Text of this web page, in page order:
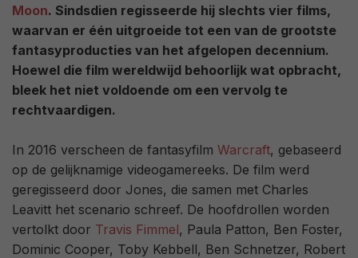
Moon. Sindsdien regisseerde hij slechts vier films,
waarvan er één uitgroeide tot een van de grootste
fantasyproducties van het afgelopen decennium.
Hoewel die film wereldwijd behoorlijk wat opbracht,
bleek het niet voldoende om een vervolg te
rechtvaardigen.
In 2016 verscheen de fantasyfilm Warcraft, gebaseerd
op de gelijknamige videogamereeks. De film werd
geregisseerd door Jones, die samen met Charles
Leavitt het scenario schreef. De hoofdrollen worden
vertolkt door Travis Fimmel, Paula Patton, Ben Foster,
Dominic Cooper, Toby Kebbell, Ben Schnetzer, Robert